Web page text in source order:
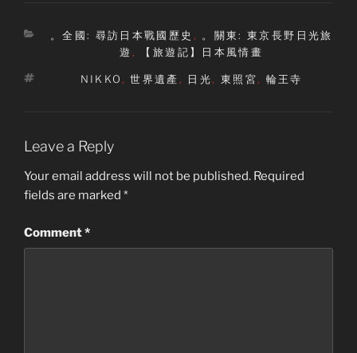
Categories
。全國: 尋訪日本戰國歷史 ,
。關東: 東京長野日光旅
遊 , 【旅遊記】日本風情畫
Tags
NIKKO ,世界遺產 , 日光, 東照宮, 輪王寺
Leave a Reply
Your email address will not be published. Required
fields are marked *
Comment*